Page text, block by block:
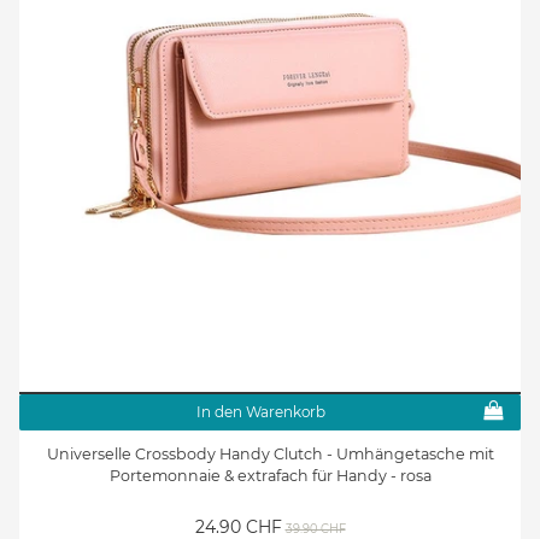
In den Warenkorb
Universelle Crossbody Handy Clutch - Umhängetasche mit
Portemonnaie & extrafach für Handy - rosa
24.90 CHF 39.90 CHF